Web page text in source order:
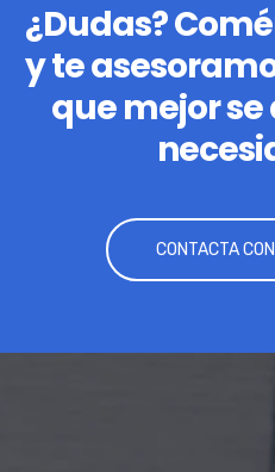
¿Dudas?
y te
que mejor
CONTACTA